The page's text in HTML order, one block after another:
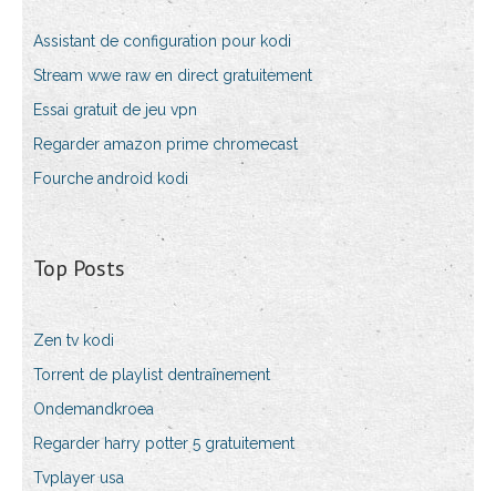
Assistant de configuration pour kodi
Stream wwe raw en direct gratuitement
Essai gratuit de jeu vpn
Regarder amazon prime chromecast
Fourche android kodi
Top Posts
Zen tv kodi
Torrent de playlist dentraînement
Ondemandkroea
Regarder harry potter 5 gratuitement
Tvplayer usa